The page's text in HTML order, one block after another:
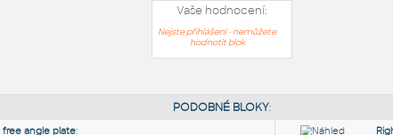
Vaše hodnocení:
Nejste přihlášeni - nemůžete
hodnotit blok